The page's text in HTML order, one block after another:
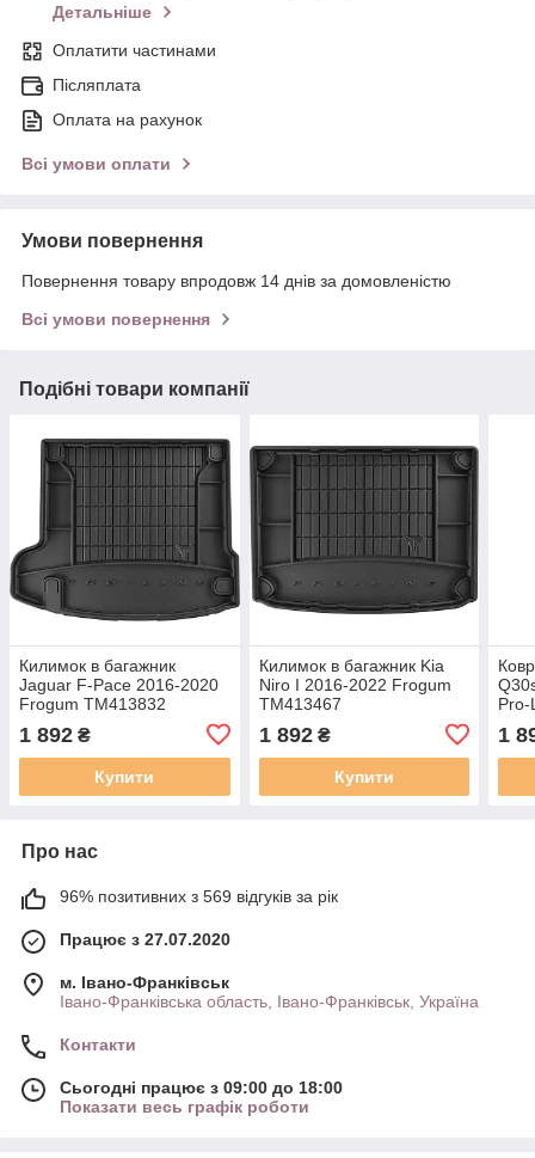
Детальніше
Оплатити частинами
Післяплата
Оплата на рахунок
Всі умови оплати
Умови повернення
Повернення товару впродовж 14 днів за домовленістю
Всі умови повернення
Подібні товари компанії
Килимок в багажник
Jaguar F-Pace 2016-2020
Frogum TM413832
1 892 ₴
Купити
Килимок в багажник Kia
Niro I 2016-2022 Frogum
TM413467
1 892₴
Купити
Pro-
1
Про нас
96% позитивних з 569 відгуків за рік
Працює з 27.07.2020
м. Івано-Франківськ
Івано-Франківська область, Івано-Франківськ, Україна
Контакти
Сьогодні працює з 09:00 до 18:00
Показати весь графік роботи